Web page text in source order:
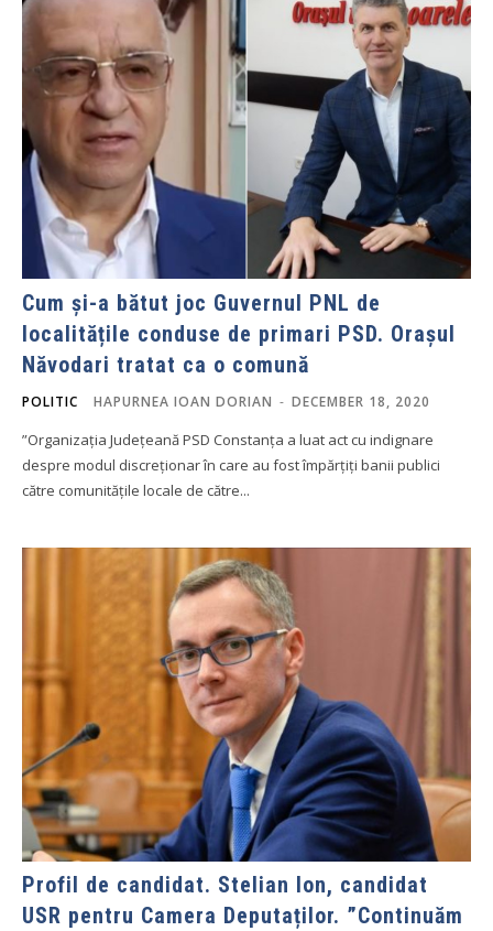
Cum și-a bătut joc Guvernul PNL de
localitățile conduse de primari PSD. Orașul
Năvodari tratat ca o comună
POLITIC HAPURNEA IOAN DORIAN - DECEMBER 18, 2020
”Organizația Județeană PSD Constanța a luat act cu indignare
despre modul discreționar în care au fost împărțiți banii publici
către comunitățile locale de către...
Profil de candidat. Stelian Ion, candidat
USR pentru Camera Deputaților. ”Continuăm